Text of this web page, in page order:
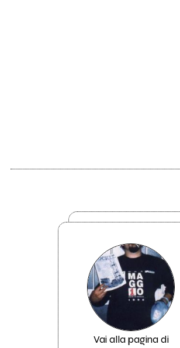
Vai alla pagina di